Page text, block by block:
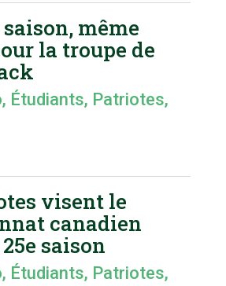
même
la troupe de
, Étudiants, Patriotes,
visent le
canadien
saison
, Étudiants, Patriotes,